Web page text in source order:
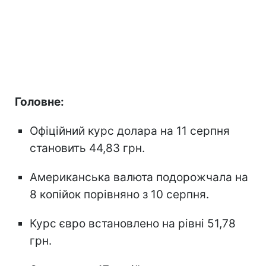
Головне:
Офіційний курс долара на 11 серпня
становить 44,83 грн.
Американська валюта подорожчала на
8 копійок порівняно з 10 серпня.
Курс євро встановлено на рівні 51,78
грн.